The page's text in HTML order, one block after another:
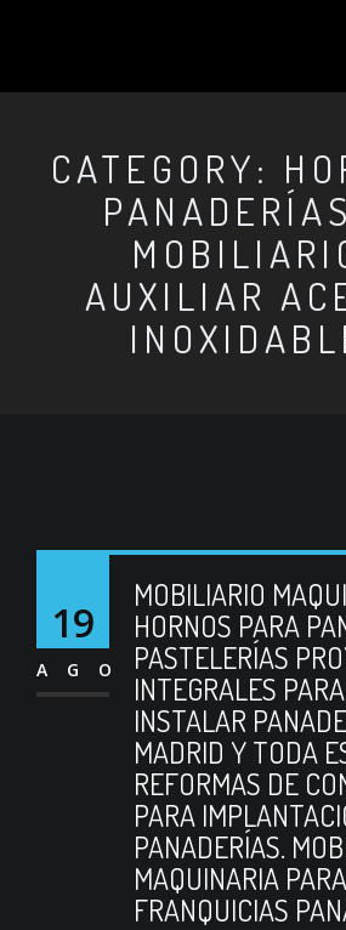
CATEGORY:
AUXILIAR
19
AGO
MOBILIARIO
HORNOS PARA
PASTELERÍAS
INTEGRALES
INSTALAR
MADRID Y TODA
REFORMAS DE
PARA
PANADERÍAS.
MAQUINARIA PARA
FRANQUICIAS